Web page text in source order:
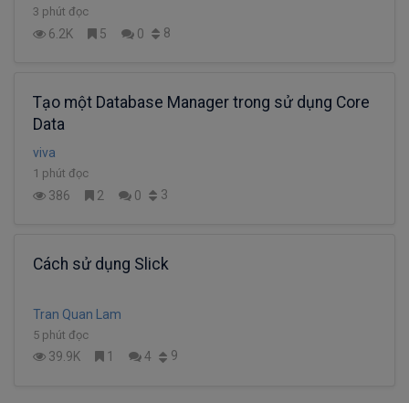
3 phút đọc
6.2K 5 0 8
Tạo một Database Manager trong sử dụng Core
Data
viva
1 phút đọc
386 2 0 3
Cách sử dụng Slick
Tran Quan Lam
5 phút đọc
39.9K 1 4 9